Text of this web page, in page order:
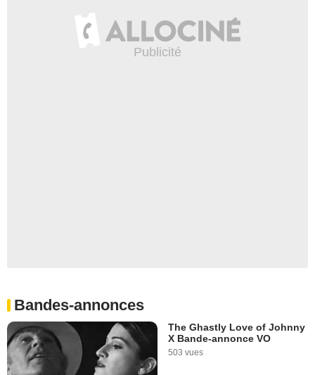
Bandes-annonces
The Ghastly Love of Johnny
X Bande-annonce VO
503 vues